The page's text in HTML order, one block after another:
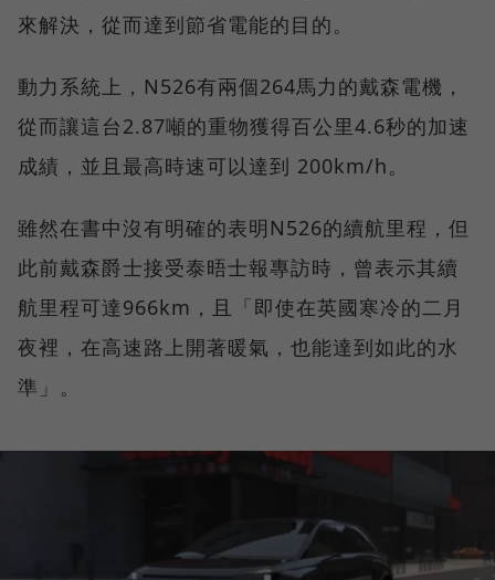
來解決，從而達到節省電能的目的。
動力系統上，N526有兩個264馬力的戴森電機，
從而讓這台2.87噸的重物獲得百公里4.6秒的加速
成績，並且最高時速可以達到 200km/h。
雖然在書中沒有明確的表明N526的續航里程，但
此前戴森爵士接受泰晤士報專訪時，曾表示其續
航里程可達966km，且「即使在英國寒冷的二月
夜裡，在高速路上開著暖氣，也能達到如此的水
準」。